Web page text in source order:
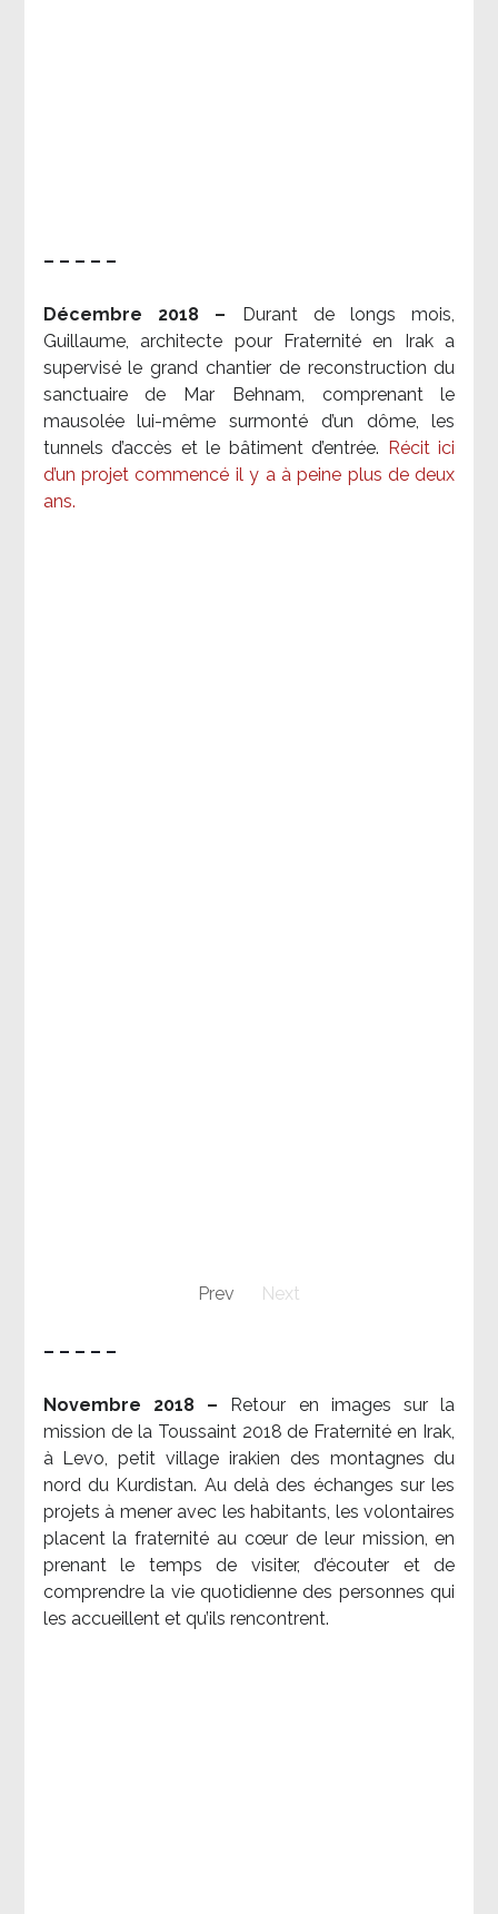
– – – – –
Décembre 2018 –
Durant de longs mois,
Guillaume, architecte pour Fraternité en Irak a
supervisé le grand chantier de reconstruction du
sanctuaire de Mar Behnam, comprenant le
mausolée lui-même surmonté d’un dôme, les
tunnels d’accès et le bâtiment d’entrée.
Récit ici
d’un projet commencé il y a à peine plus de deux
ans.
Prev Next
– – – – –
Novembre 2018 –
Retour en images sur la
mission de la Toussaint 2018 de Fraternité en Irak,
à Levo, petit village irakien des montagnes du
nord du Kurdistan. Au delà des échanges sur les
projets à mener avec les habitants, les volontaires
placent la fraternité au cœur de leur mission, en
prenant le temps de visiter, d’écouter et de
comprendre la vie quotidienne des personnes qui
les accueillent et qu’ils rencontrent.